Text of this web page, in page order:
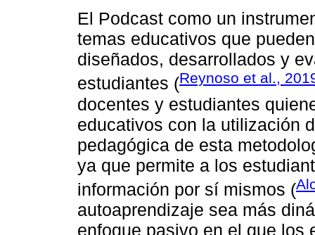
El Podcast como un
temas educativos que
diseñados, desarrollados y
estudiantes (Reynoso et al.,
docentes y estudiantes
educativos con la utilización
pedagógica de esta
ya que permite a los
información por sí mismos (
autoaprendizaje sea más
enfoque pasivo en el que los